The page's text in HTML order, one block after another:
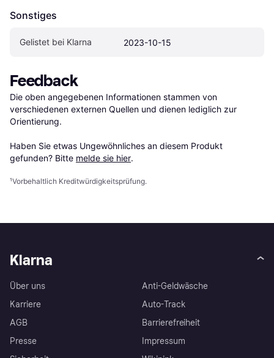
Sonstiges
Gelistet bei Klarna 2023-10-15
Feedback
Die oben angegebenen Informationen stammen von
verschiedenen externen Quellen und dienen lediglich zur
Orientierung.
Haben Sie etwas Ungewöhnliches an diesem Produkt
gefunden? Bitte melde sie hier.
¹Vorbehaltlich Kreditwürdigkeitsprüfung.
Klarna
Über uns
Karriere
AGB
Presse
Anti-Geldwäsche
Auto-Track
Barrierefreiheit
Impressum